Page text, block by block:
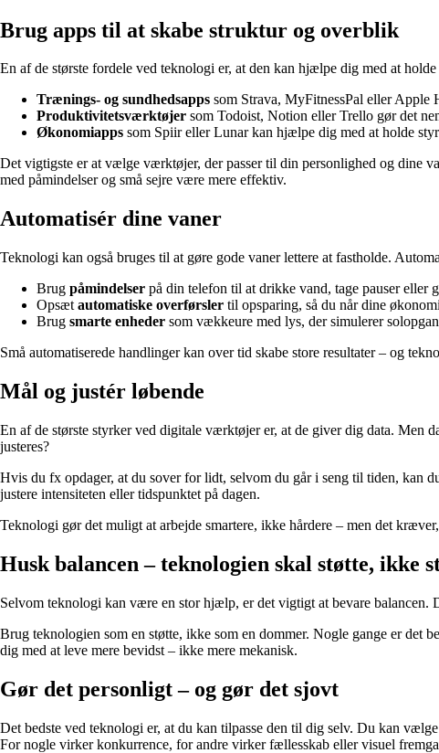
Brug apps til at skabe struktur og overblik
En af de største fordele ved teknologi er, at den kan hjælpe dig med at
Trænings- og sundhedsapps som Strava, MyFitnessPal eller Apple
Produktivitetsværktøjer som Todoist, Notion eller Trello gør det
Økonomiapps som Spiir eller Lunar kan hjælpe dig med at holde
Det vigtigste er at vælge værktøjer, der passer til din personlighed og dine
med påmindelser og små sejre være mere effektiv.
Automatisér dine vaner
Teknologi kan også bruges til at gøre gode vaner lettere at fastholde.
Brug påmindelser på din telefon til at drikke vand, tage pauser eller
Opsæt automatiske overførsler til opsparing, så du når dine
Brug smarte enheder som vækkeure med lys, der simulerer
Små automatiserede handlinger kan over tid skabe store resultater – og
Mål og justér løbende
En af de største styrker ved digitale værktøjer er, at de giver dig data. Men
justeres?
Hvis du fx opdager, at du sover for lidt, selvom du går i seng til tiden, kan
justere intensiteten eller tidspunktet på dagen.
Teknologi gør det muligt at arbejde smartere, ikke hårdere – men det
Husk balancen – teknologien skal støtte, ikke
Selvom teknologi kan være en stor hjælp, er det vigtigt at bevare balancen.
Brug teknologien som en støtte, ikke som en dommer. Nogle gange er det
dig med at leve mere bevidst – ikke mere mekanisk.
Gør det personligt – og gør det sjovt
Det bedste ved teknologi er, at du kan tilpasse den til dig selv. Du kan
For nogle virker konkurrence, for andre virker fællesskab eller visuel